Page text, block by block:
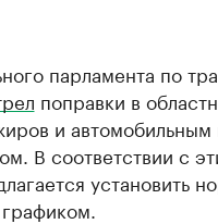
парламента по
поправки в
и
В соответствии с
установить